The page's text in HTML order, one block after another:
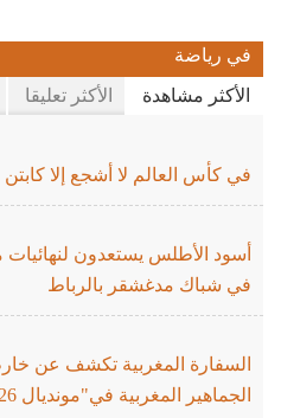
في رياضة
الأكثر مشاهدة الأكثر تعليقا
في كأس العالم لا أشجع إلا
في شباك مدغشقر بالرباط
السفارة المغربية تكشف عن
الجماهير المغربية في"مونديال 2026"